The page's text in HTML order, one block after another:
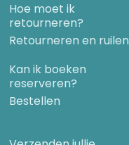
Hoe moet ik
retourneren?
Retourneren en ruilen
Kan ik boeken
reserveren?
Bestellen